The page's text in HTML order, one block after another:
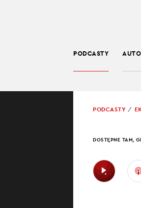
PODCASTY
PODCASTY
DOSTĘPNE TAM,